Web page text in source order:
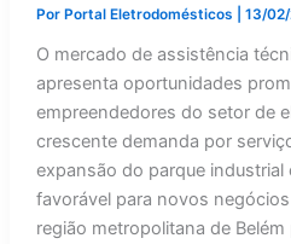
Por Portal Eletrodomésticos 13/
O mercado de assistência
apresenta oportunidades
empreendedores do setor de
crescente demanda por
expansão do parque industrial
favorável para novos
região metropolitana de